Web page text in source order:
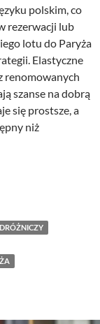
polskim, co
rezerwacji lub
lotu do Paryża
Elastyczne
renomowanych
szanse na dobrą
się prostsze, a
niż